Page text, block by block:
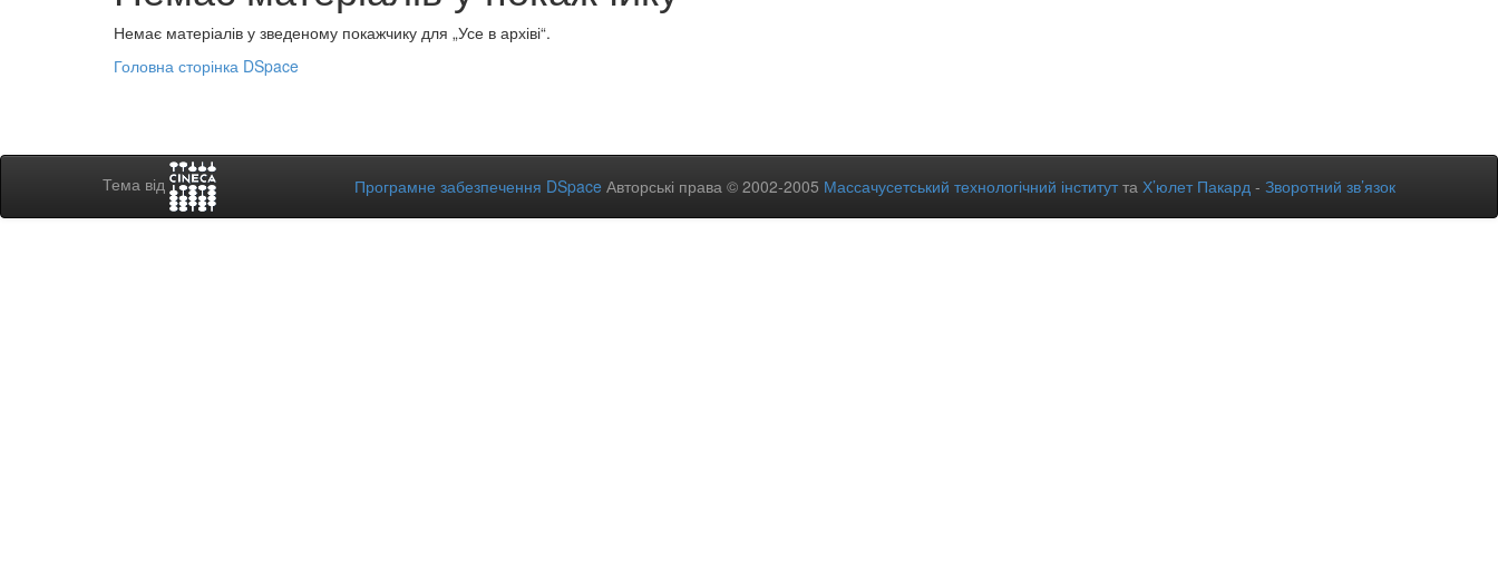
Немає матеріалів у зведеному покажчику для „Усе в архіві“.
Головна сторінка DSpace
Тема від Програмне забезпечення DSpace Авторські права © 2002-2005 Массачусетський технологічний інститутта Х’юлет Пакард - Зворотний зв’язок